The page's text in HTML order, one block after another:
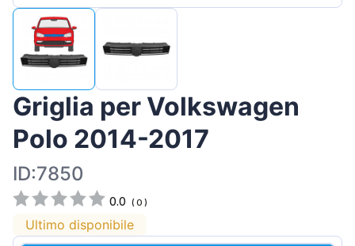
Griglia per Volkswagen
Polo 2014-2017
ID:7850
0.0 (0 )
Ultimo disponibile